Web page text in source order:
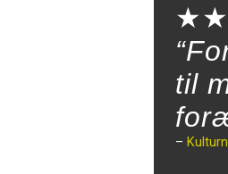
til
–